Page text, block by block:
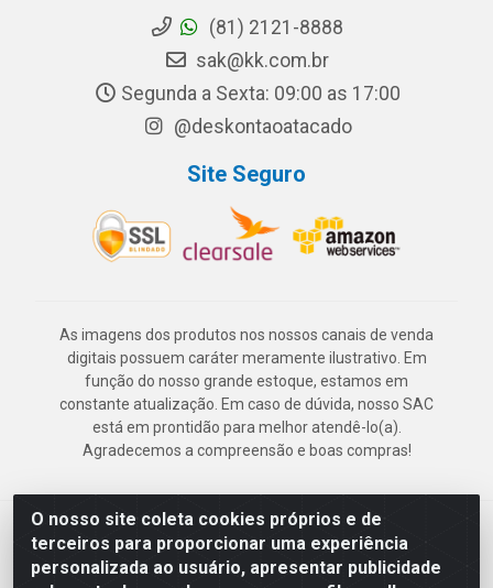
O nosso site coleta cookies próprios e de
terceiros para proporcionar uma experiência
personalizada ao usuário, apresentar publicidade
(81) 2121-8888
sak@kk.com.br
Segunda a Sexta: 09:00 as 17:00
@deskontaoatacado
Site Seguro
As imagens dos produtos nos nossos canais de venda
digitais possuem caráter meramente ilustrativo. Em
função do nosso grande estoque, estamos em
constante atualização. Em caso de dúvida, nosso SAC
está em prontidão para melhor atendê-lo(a).
Agradecemos a compreensão e boas compras!
Deskontão Atacado - Av. Marechal Mascarenhas de Morais, 2471 -
Imbiribeira - Recife/PE - CEP 51.150-001 - CNPJ 24.150.377/0003-
57